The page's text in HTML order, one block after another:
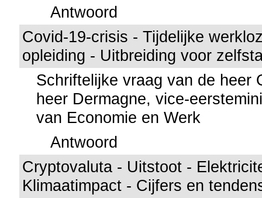
Antwoord
Covid-19-crisis - Tijdelijke
opleiding - Uitbreiding voor
Schriftelijke vraag van de heer
heer Dermagne, vice-
van Economie en Werk
Antwoord
Cryptovaluta - Uitstoot -
Klimaatimpact - Cijfers en